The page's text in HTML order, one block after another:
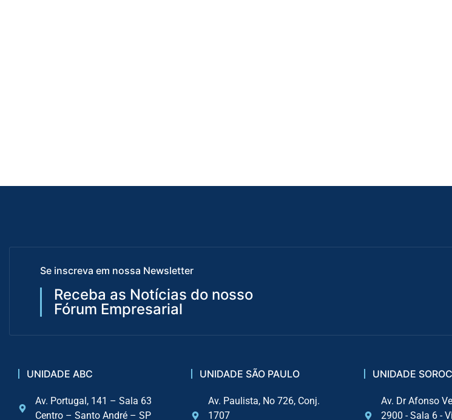
Se inscreva em nossa Newsletter
Receba as Notícias do nosso
Fórum Empresarial
UNIDADE ABC
Av. Portugal, 141 – Sala 63
Centro – Santo André – SP
UNIDADE SÃO PAULO
Av. Paulista, No 726, Conj.
1707
UNIDADE
Av. Dr Afonso
2900 - Sala 6 -